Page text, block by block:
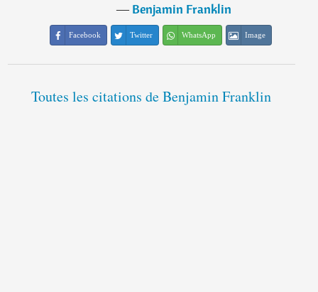
―Benjamin Franklin
Facebook Twitter WhatsApp Image
Toutes les citations de Benjamin Franklin